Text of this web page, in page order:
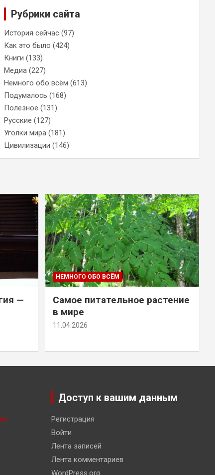
Рубрики сайта
История сейчас (97)
Как это было (424)
Книги (133)
Медиа (227)
Немного обо всём (613)
Подумалось (168)
Полезное (131)
Русские (127)
Уголки мира (181)
Цивилизации (146)
—
НЕМНОГО ОБО ВСЁМ
Самое питательное растение
в мире
11.04.2026
Доступ к вашим данным
Регистрация
Войти
Лента записей
Лента комментариев
WordPress.org